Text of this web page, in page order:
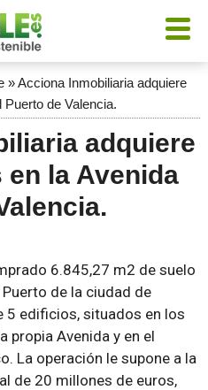
»Acciona Inmobiliaria adquiere
de Valencia.
adquiere
la Avenida
6.845,27 m2 de suelo
de la ciudad de
5 edificios, situados en los
propia Avenida y en el
La operación le supone a la
de 20 millones de euros,